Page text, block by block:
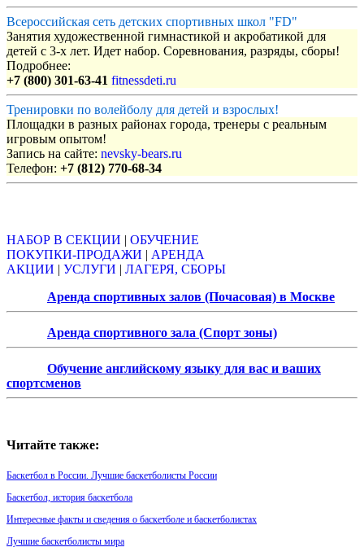
Всероссийская сеть детских спортивных школ "FD"
Занятия художественной гимнастикой и акробатикой для
детей с 3-х лет. Идет набор. Соревнования, разряды, сборы!
Подробнее:
+7 (800) 301-63-41 fitnessdeti.ru
Тренировки по волейболу для детей и взрослых!
Площадки в разных районах города, тренеры с реальным
игровым опытом!
Запись на сайте: nevsky-bears.ru
Телефон: +7 (812) 770-68-34
НАБОР В СЕКЦИИ | ОБУЧЕНИЕ
ПОКУПКИ-ПРОДАЖИ | АРЕНДА
АКЦИИ | УСЛУГИ | ЛАГЕРЯ, СБОРЫ
Аренда спортивных залов (Почасовая) в Москве
Аренда спортивного зала (Спорт зоны)
Обучение английскому языку для вас и ваших
спортсменов
Читайте также:
Баскетбол в России. Лучшие баскетболисты России
Баскетбол, история баскетбола
Интересные факты и сведения о баскетболе и баскетболистах
Лучшие баскетболисты мира